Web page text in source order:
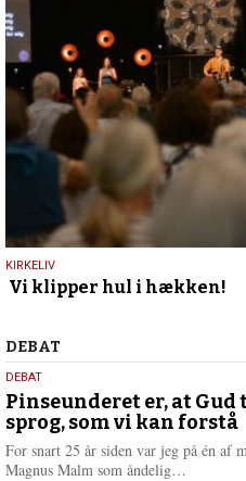
16.
juli
KIRKELIV
Vi klipper hul i hækken!
Debat
DEBAT
5.
august
2026
DEBAT
Pinseunderet er, at
sprog, som vi kan forstå
For snart 25 år siden var jeg på én af
Magnus Malm som åndelig…